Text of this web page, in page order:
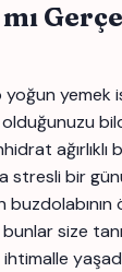
yemek
olduğunuzu
ağırlıklı
stresli bir
buzdolabının
size